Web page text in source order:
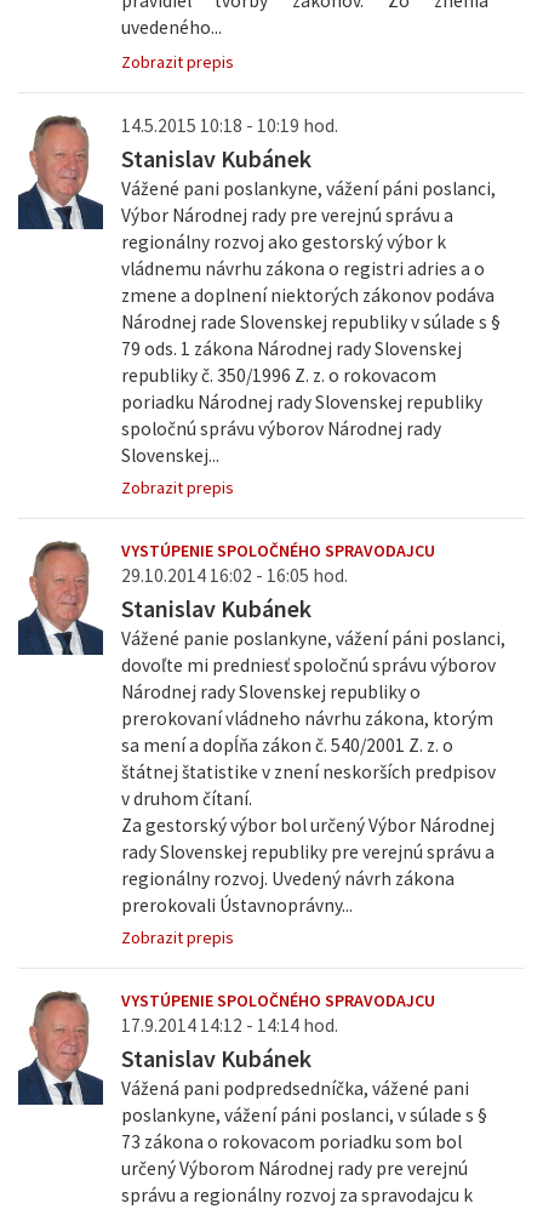
uvedeného...
Zobrazit prepis
14.5.2015 10:18 - 10:19 hod.
Stanislav Kubánek
Vážené pani poslankyne, vážení páni poslanci,
Výbor Národnej rady pre verejnú správu a
regionálny rozvoj ako gestorský výbor k
vládnemu návrhu zákona o registri adries a o
zmene a doplnení niektorých zákonov podáva
Národnej rade Slovenskej republiky v súlade s §
79 ods. 1 zákona Národnej rady Slovenskej
republiky č. 350/1996 Z. z. o rokovacom
poriadku Národnej rady Slovenskej republiky
spoločnú správu výborov Národnej rady
Slovenskej...
Zobrazit prepis
VYSTÚPENIE SPOLOČNÉHO SPRAVODAJCU
29.10.2014 16:02 - 16:05 hod.
Stanislav Kubánek
Vážené panie poslankyne, vážení páni poslanci,
dovoľte mi predniesť spoločnú správu výborov
Národnej rady Slovenskej republiky o
prerokovaní vládneho návrhu zákona, ktorým
sa mení a dopĺňa zákon č. 540/2001 Z. z. o
štátnej štatistike v znení neskorších predpisov
v druhom čítaní.
Za gestorský výbor bol určený Výbor Národnej
rady Slovenskej republiky pre verejnú správu a
regionálny rozvoj. Uvedený návrh zákona
prerokovali Ústavnoprávny...
Zobrazit prepis
VYSTÚPENIE SPOLOČNÉHO SPRAVODAJCU
17.9.2014 14:12 - 14:14 hod.
Stanislav Kubánek
Vážená pani podpredsedníčka, vážené pani
poslankyne, vážení páni poslanci, v súlade s §
73 zákona o rokovacom poriadku som bol
určený Výborom Národnej rady pre verejnú
správu a regionálny rozvoj za spravodajcu k